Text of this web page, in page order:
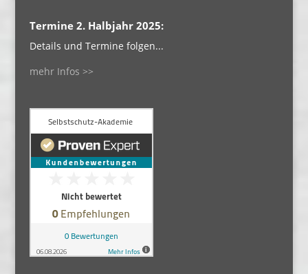
Termine 2. Halbjahr 2025:
Details und Termine folgen...
mehr Infos >>